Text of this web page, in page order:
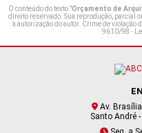
O conteúdo do texto "Orçamento de
direito reservado. Sua reprodução, parcial
a autorização do autor. Crime de violação
9610/98 -
Av.
Santo André